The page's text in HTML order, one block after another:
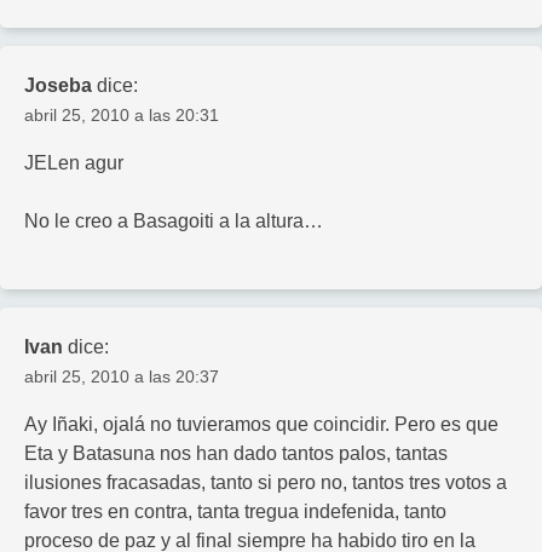
Joseba dice:
abril 25, 2010 a las 20:31
JELen agur
No le creo a Basagoiti a la altura…
Ivan dice:
abril 25, 2010 a las 20:37
Ay Iñaki, ojalá no tuvieramos que coincidir. Pero es que
Eta y Batasuna nos han dado tantos palos, tantas
ilusiones fracasadas, tanto si pero no, tantos tres votos a
favor tres en contra, tanta tregua indefenida, tanto
proceso de paz y al final siempre ha habido tiro en la